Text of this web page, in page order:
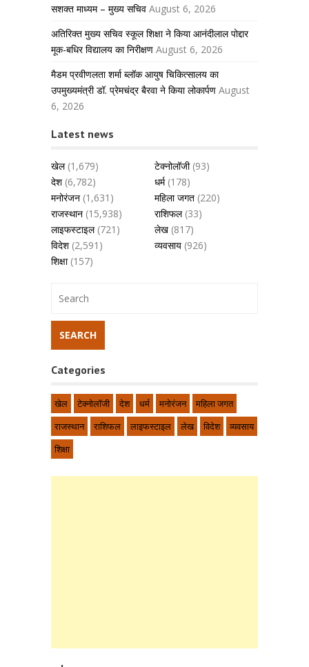
सशक्त माध्यम – मुख्य सचिव August 6, 2026
अतिरिक्त मुख्य सचिव स्कूल शिक्षा ने किया आनंदीलाल पोद्दार
मूक-बधिर विद्यालय का निरीक्षण August 6, 2026
मैडम प्रवीणलता शर्मा ब्लॉक आयुष चिकित्सालय का
उपमुख्यमंत्री डॉ. प्रेमचंद्र बैरवा ने किया लोकार्पण August
6, 2026
Latest news
खेल(1,679) टेक्नोलॉजी(93)
देश(6,782) धर्म(178)
मनोरंजन (1,631) महिला जगत (220)
राजस्थान (15,938) राशिफल(33)
लाइफस्टाइल(721) लेख (817)
विदेश(2,591) व्यवसाय (926)
शिक्षा(157)
Categories
खेल टेक्नोलॉजी देश धर्म मनोरंजन
महिला जगत
राजस्थान
राशिफल लाइफस्टाइल लेख विदेश
व्यवसाय
शिक्षा